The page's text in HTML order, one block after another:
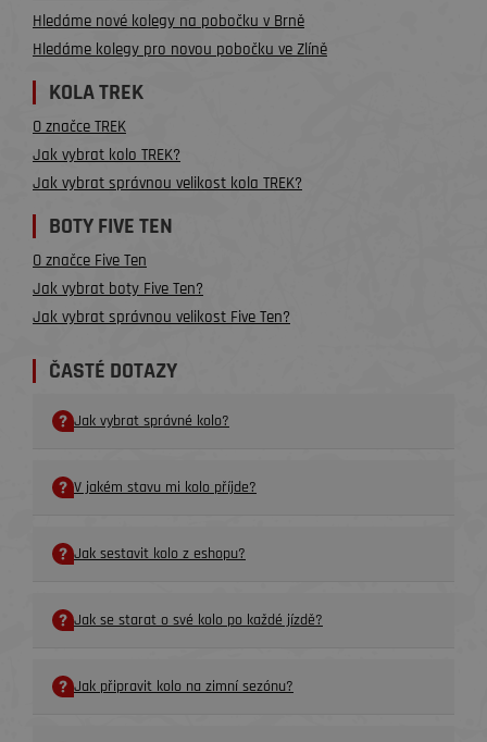
Hledáme nové kolegy na pobočku v Brně
Hledáme kolegy pro novou pobočku ve Zlíně
KOLA TREK
O značce TREK
Jak vybrat kolo TREK?
Jak vybrat správnou velikost kola TREK?
BOTY FIVE TEN
O značce Five Ten
Jak vybrat boty Five Ten?
Jak vybrat správnou velikost Five Ten?
ČASTÉ DOTAZY
Jak vybrat správné kolo?
V jakém stavu mi kolo příjde?
Jak sestavit kolo z eshopu?
Jak se starat o své kolo po každé jízdě?
Jak připravit kolo na zimní sezónu?